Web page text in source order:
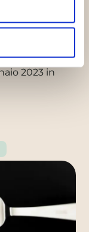
i
2023 in